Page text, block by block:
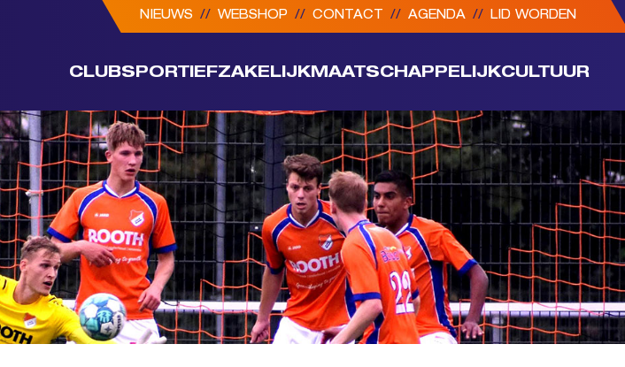
NIEUWS // WEBSHOP // CONTACT // AGENDA // LID WORDEN
CLUBSPORTIEFZAKELIJK MAATSCHAPPELIJKCULTUUR